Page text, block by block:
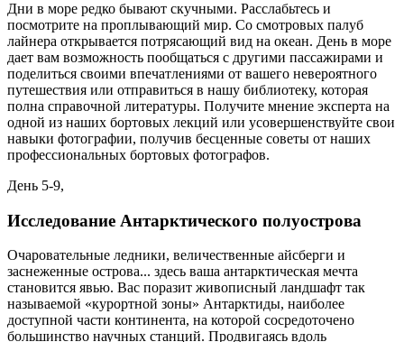
Дни в море редко бывают скучными. Расслабьтесь и
посмотрите на проплывающий мир. Со смотровых палуб
лайнера открывается потрясающий вид на океан. День в море
дает вам возможность пообщаться с другими пассажирами и
поделиться своими впечатлениями от вашего невероятного
путешествия или отправиться в нашу библиотеку, которая
полна справочной литературы. Получите мнение эксперта на
одной из наших бортовых лекций или усовершенствуйте свои
навыки фотографии, получив бесценные советы от наших
профессиональных бортовых фотографов.
День 5-9,
Исследование Антарктического полуострова
Очаровательные ледники, величественные айсберги и
заснеженные острова... здесь ваша антарктическая мечта
становится явью. Вас поразит живописный ландшафт так
называемой «курортной зоны» Антарктиды, наиболее
доступной части континента, на которой сосредоточено
большинство научных станций. Продвигаясь вдоль